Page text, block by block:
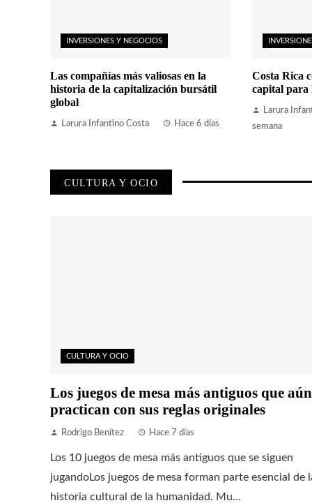
INVERSIONES Y NEGOCIOS
Las compañías más valiosas en la
historia de la capitalización bursátil
global
Larura Infantino Costa Hace 6 días
Costa Rica
capital para
Larura
semana
CULTURA Y OCIO
CULTURA Y OCIO
Los juegos de mesa más antiguos que
practican con sus reglas originales
Rodrigo Benítez Hace 7 días
Los 10 juegos de mesa más antiguos que se siguen
jugandoLos juegos de mesa forman parte esencial de
historia cultural de la humanidad. Mu...